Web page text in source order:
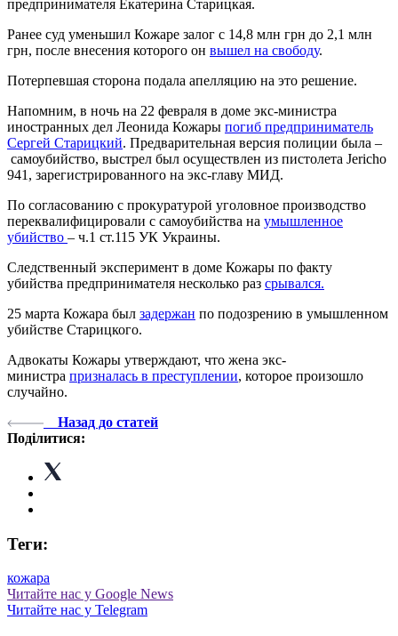
предпринимателя Екатерина Старицкая.
Ранее суд уменьшил Кожаре залог с 14,8 млн грн до 2,1 млн
грн, после внесения которого он вышел на свободу.
Потерпевшая сторона подала апелляцию на это решение.
Напомним, в ночь на 22 февраля в доме экс-министра
иностранных дел Леонида Кожары погиб предприниматель
Сергей Старицкий. Предварительная версия полиции была –
самоубийство, выстрел был осуществлен из пистолета Jericho
941, зарегистрированного на экс-главу МИД.
По согласованию с прокуратурой уголовное производство
переквалифицировали с самоубийства на умышленное
убийство – ч.1 ст.115 УК Украины.
Следственный эксперимент в доме Кожары по факту
убийства предпринимателя несколько раз срывался.
25 марта Кожара был задержан по подозрению в умышленном
убийстве Старицкого.
Адвокаты Кожары утверждают, что жена экс-
министра призналась в преступлении, которое произошло
случайно.
Назад до статей
Поділитися:
Теги:
кожара
Читайте нас у Google News
Читайте нас у Telegram